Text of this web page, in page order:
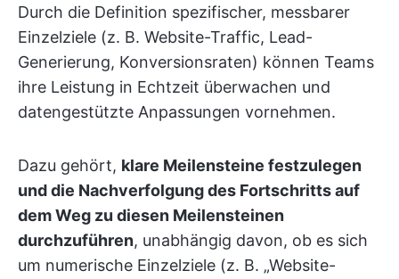
Durch die Definition spezifischer, messbarer
Einzelziele (z. B. Website-Traffic, Lead-
Generierung, Konversionsraten) können Teams
ihre Leistung in Echtzeit überwachen und
datengestützte Anpassungen vornehmen.
Dazu gehört, klare Meilensteine festzulegen
und die Nachverfolgung des Fortschritts auf
dem Weg zu diesen Meilensteinen
durchzuführen, unabhängig davon, ob es sich
um numerische Einzelziele (z. B. „Website-